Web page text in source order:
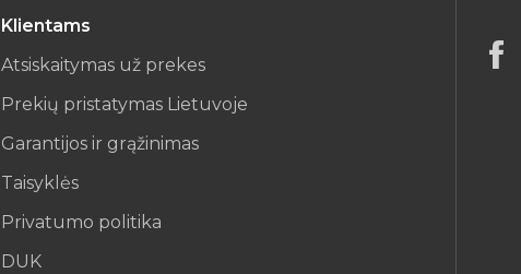
Klientams
Atsiskaitymas už prekes
Prekių pristatymas Lietuvoje
Garantijos ir grąžinimas
Taisyklės
Privatumo politika
DUK